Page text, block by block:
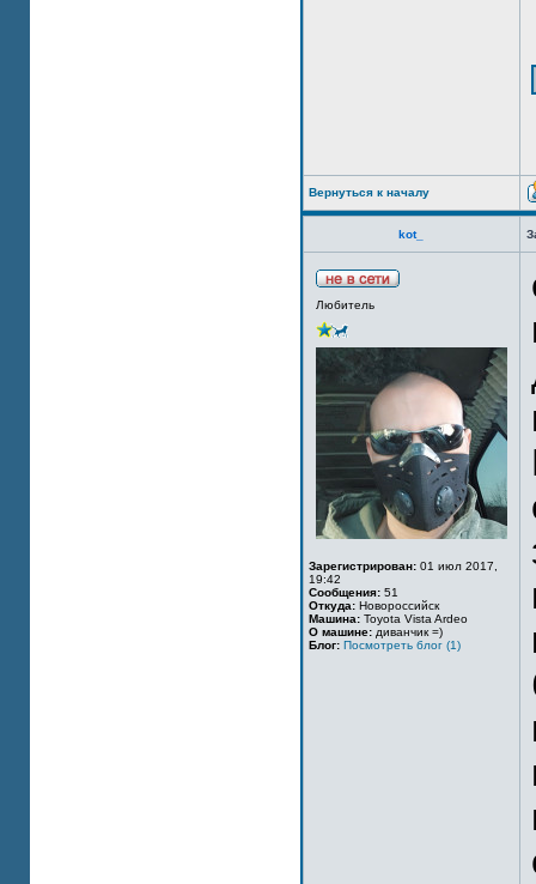
Вернуться к началу
kot_
Любитель
Зарегистрирован: 01 июл 2017,
19:42
Сообщения: 51
Откуда: Новороссийск
Машина: Toyota Vista Ardeo
О машине: диванчик =)
Блог: Посмотреть блог (1)